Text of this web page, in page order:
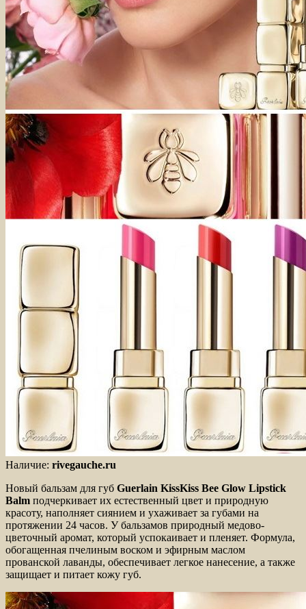
Наличие: rivegauche.ru
Новый бальзам для губ Guerlain KissKiss Bee Glow Lipstick
Balm подчеркивает их естественный цвет и природную
красоту, наполняет сиянием и ухаживает за губами на
протяжении 24 часов. У бальзамов природный медово-
цветочный аромат, который успокаивает и пленяет. Формула,
обогащенная пчелиным воском и эфирным маслом
прованской лаванды, обеспечивает легкое нанесение, а также
защищает и питает кожу губ.